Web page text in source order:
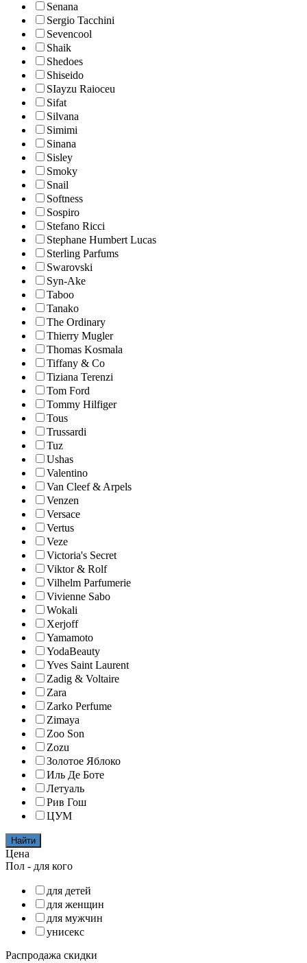
Senana
Sergio Tacchini
Sevencool
Shaik
Shedoes
Shiseido
SIayzu Raioceu
Sifat
Silvana
Simimi
Sinana
Sisley
Smoky
Snail
Softness
Sospiro
Stefano Ricci
Stephane Humbert Lucas
Sterling Parfums
Swarovski
Syn-Ake
Taboo
Tanako
The Ordinary
Thierry Mugler
Thomas Kosmala
Tiffany & Co
Tiziana Terenzi
Tom Ford
Tommy Hilfiger
Tous
Trussardi
Tuz
Ushas
Valentino
Van Cleef & Arpels
Venzen
Versace
Vertus
Veze
Victoria's Secret
Viktor & Rolf
Vilhelm Parfumerie
Vivienne Sabo
Wokali
Xerjoff
Yamamoto
YodaBeauty
Yves Saint Laurent
Zadig & Voltaire
Zara
Zarko Perfume
Zimaya
Zoo Son
Zozu
Золотое Яблоко
Иль Де Боте
Летуаль
Рив Гош
ЦУМ
Найти
Цена
Пол - для кого
для детей
для женщин
для мужчин
унисекс
Распродажа скидки